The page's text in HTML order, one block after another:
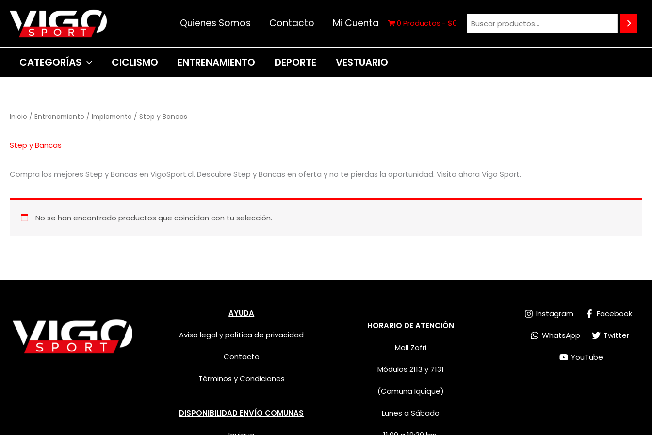
Quienes Somos Contacto Mi Cuenta 0 Productos $0
CATEGORÍAS CICLISMO ENTRENAMIENTO DEPORTE VESTUARIO
Inicio / Entrenamiento / Implemento / Step y Bancas
Step y Bancas
Compra los mejores Step y Bancas en VigoSport.cl. Descubre Step y Bancas en oferta y no te pierdas la oportunidad. Visita ahora Vigo Sport.
No se han encontrado productos que coincidan con tu selección.
AYUDA
Aviso legal y política de privacidad
Contacto
Términos y Condiciones
DISPONIBILIDAD ENVÍO COMUNAS
HORARIO DE ATENCIÓN
Mall Zofri
Módulos 2113 y 7131
(Comuna Iquique)
Lunes a Sábado
Instagram Facebook
WhatsApp Twitter
YouTube